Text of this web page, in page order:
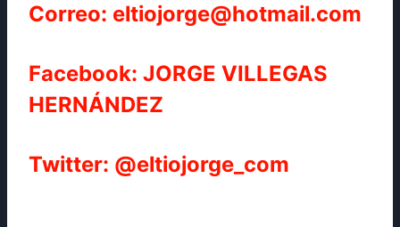
Correo: eltiojorge@hotmail.com
Facebook: JORGE VILLEGAS
HERNÁNDEZ
Twitter: @eltiojorge_com